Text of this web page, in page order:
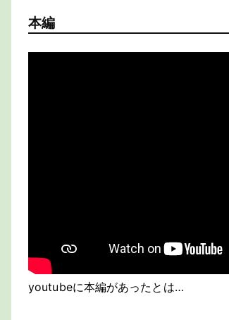
本編
youtubeに本編があったとは…